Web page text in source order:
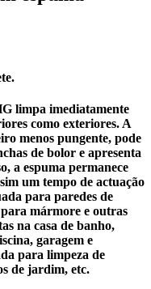
limpa imediatamente
como exteriores. A
menos pungente, pode
de bolor e apresenta
a espuma permanece
um tempo de actuação
para paredes de
mármore e outras
na casa de banho,
garagem e
para limpeza de
de jardim, etc.